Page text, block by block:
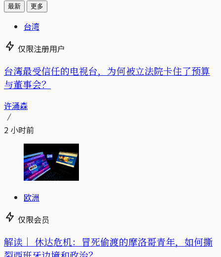
最新 更多
台湾
仅限注册用户
台湾最受信任的电视台，为何被立法院卡住了预算
与董事会？
许涌森
2 小时前
欧洲
仅限会员
解读｜ 休达危机：冒死偷渡的摩洛哥青年，如何撕